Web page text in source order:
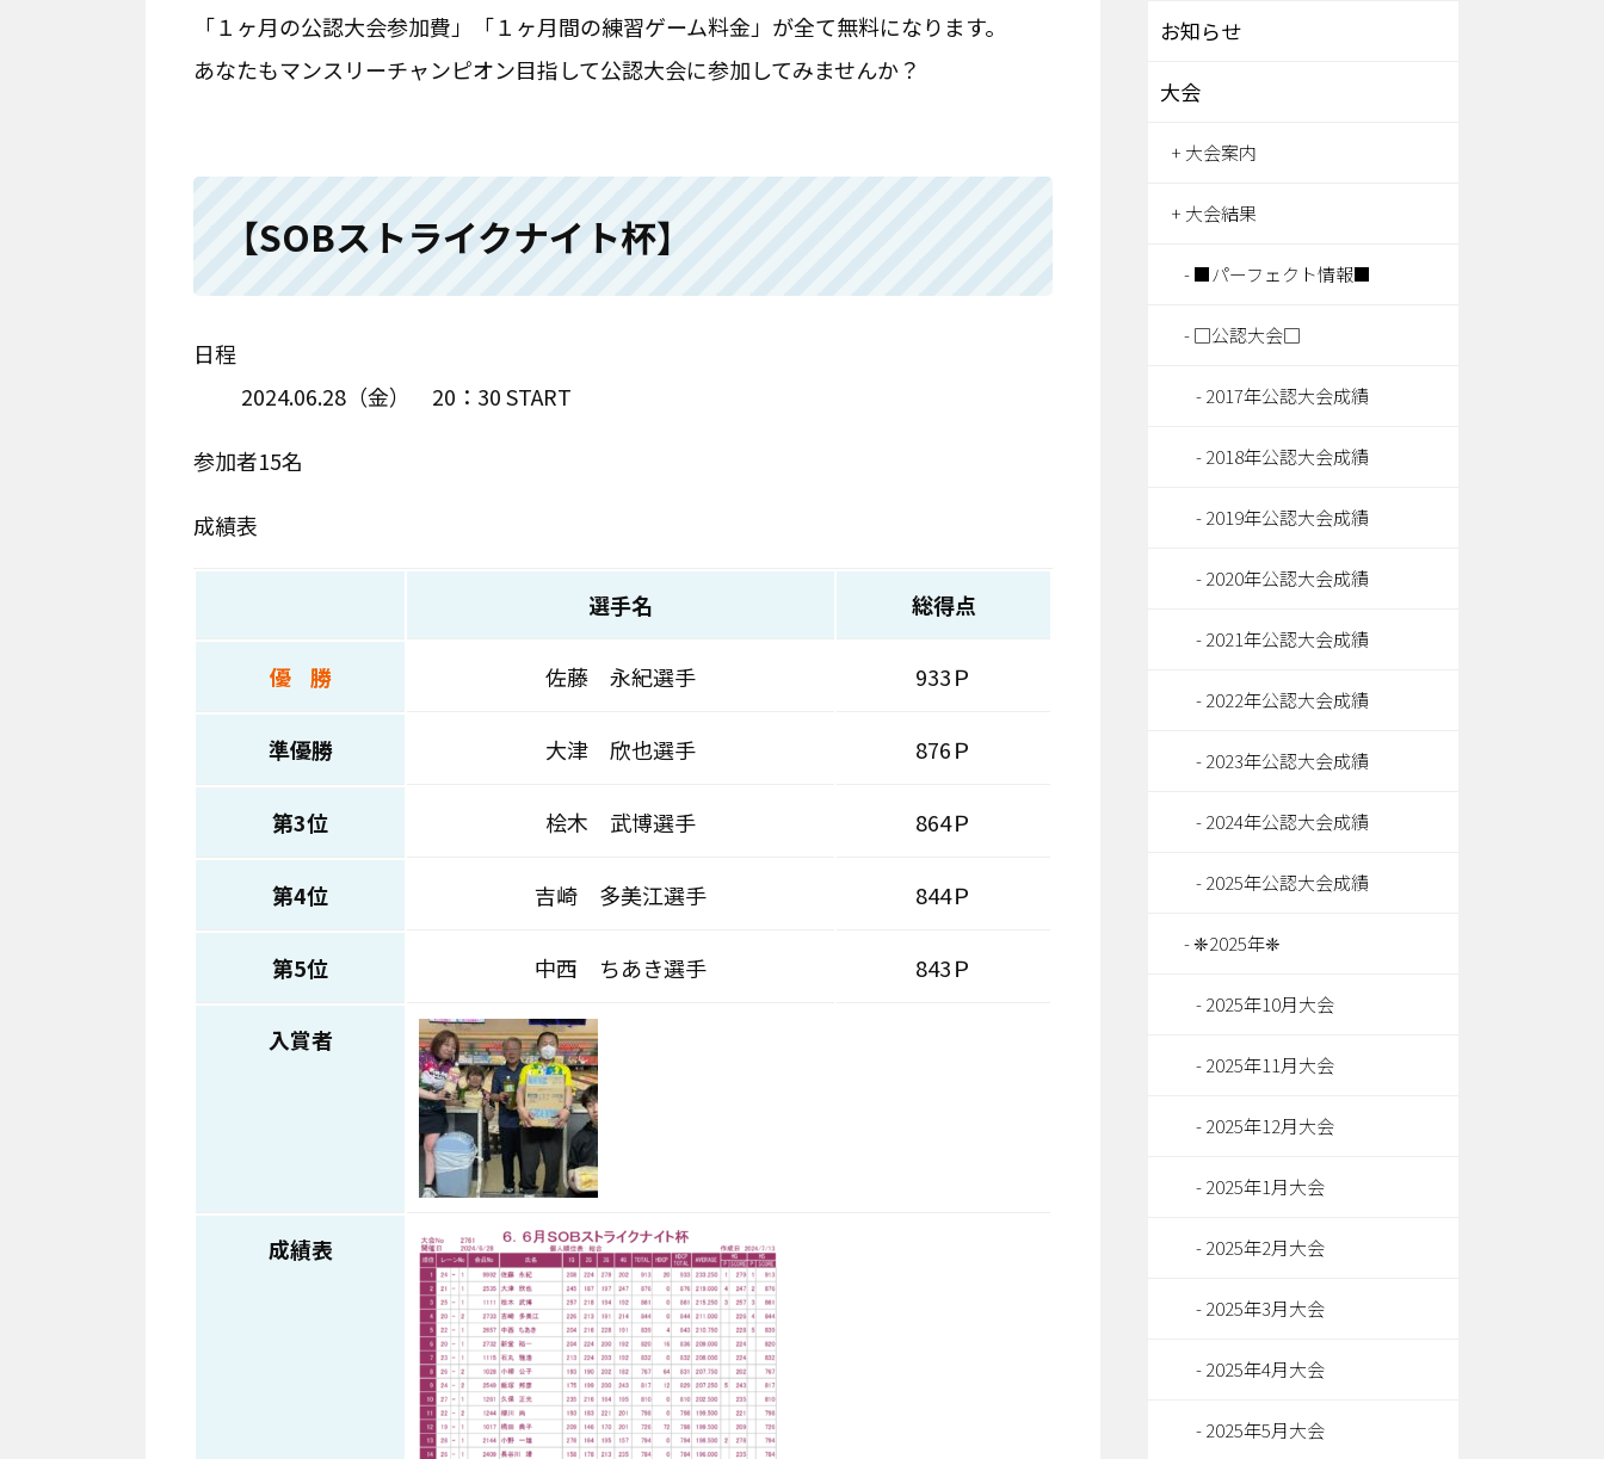
「１ヶ月の公認大会参加費」「１ヶ月間の練習ゲーム料金」が全て無料になります。
あなたもマンスリーチャンピオン目指して公認大会に参加してみませんか？
【SOBストライクナイト杯】
日程
2024.06.28（金） 20：30 START
参加者15名
成績表
選手名 総得点
優 勝 佐藤 永紀選手 933Ｐ
準優勝 大津 欣也選手 876Ｐ
第3位 桧木 武博選手 864Ｐ
第4位 吉崎 多美江選手 844Ｐ
第5位 中西 ちあき選手 843Ｐ
入賞者
成績表
お知らせ
大会
大会案内
大会結果
■パーフェクト情報■
□公認大会□
2017年公認大会成績
2018年公認大会成績
2019年公認大会成績
2020年公認大会成績
2021年公認大会成績
2022年公認大会成績
2023年公認大会成績
2024年公認大会成績
2025年公認大会成績
❈2025年❈
2025年10月大会
2025年11月大会
2025年12月大会
2025年1月大会
2025年2月大会
2025年3月大会
2025年4月大会
2025年5月大会